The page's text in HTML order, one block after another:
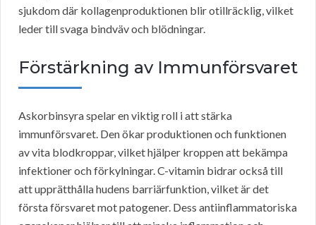
sjukdom där kollagenproduktionen blir otillräcklig, vilket
leder till svaga bindväv och blödningar.
Förstärkning av Immunförsvaret
Askorbinsyra spelar en viktig roll i att stärka
immunförsvaret. Den ökar produktionen och funktionen
av vita blodkroppar, vilket hjälper kroppen att bekämpa
infektioner och förkylningar. C-vitamin bidrar också till
att upprätthålla hudens barriärfunktion, vilket är det
första försvaret mot patogener. Dess antiinflammatoriska